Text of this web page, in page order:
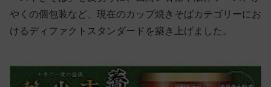
やくの個包装など、現在のカップ焼きそばカテゴリーにお
けるディファクトスタンダードを築き上げました。